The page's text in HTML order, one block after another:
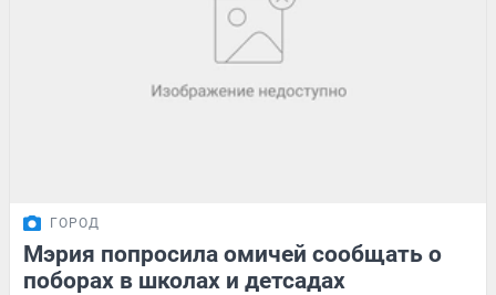
ГОРОД
Мэрия попросила омичей сообщать о
поборах в школах и детсадах